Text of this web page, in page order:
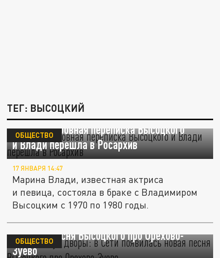
ТЕГ: ВЫСОЦКИЙ
Личная любовная переписка Высоцкого
и Влади перешла в Росархив
ОБЩЕСТВО
17 ЯНВАРЯ 14:47
Марина Влади, известная актриса
и певица, состояла в браке с Владимиром
Высоцким с 1970 по 1980 годы.
"Там глохнут дворы": в Сети появилась
"новая" песня Высоцкого про Орехово-
Зуево
ОБЩЕСТВО